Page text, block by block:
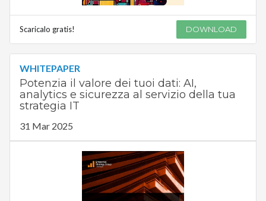
Scaricalo gratis! DOWNLOAD
WHITEPAPER
Potenzia il valore dei tuoi dati: AI,
analytics e sicurezza al servizio della tua
strategia IT
31 Mar 2025